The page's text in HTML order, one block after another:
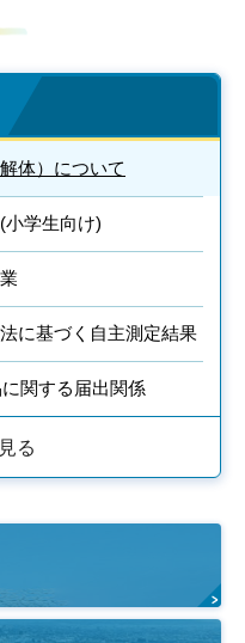
体）について
学生向け)
に基づく自主測定結果
関する届出関係
る